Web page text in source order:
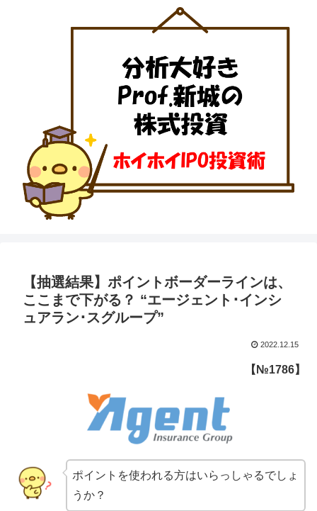
【抽選結果】ポイントボーダーラインは、
ここまで下がる？ “エージェント･インシ
ュアラン･スグループ”
2022.12.15
【№1786】
ポイントを使われる方はいらっしゃるでしょ
うか？